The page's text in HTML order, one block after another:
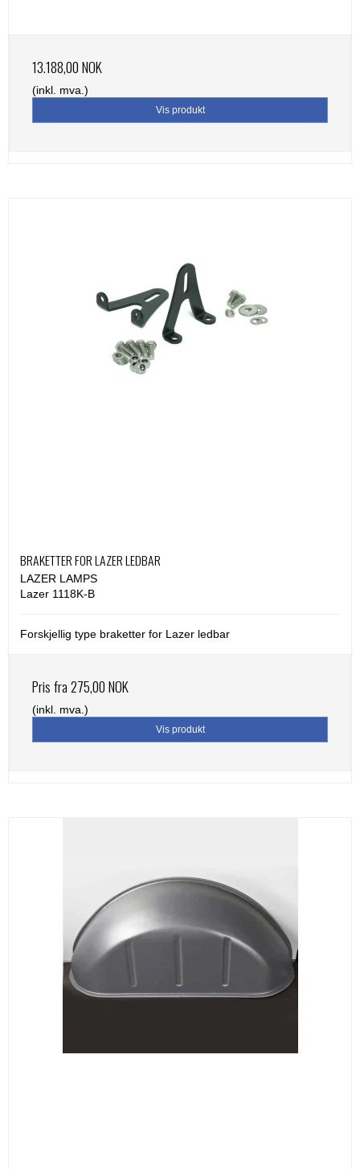
13.188,00 NOK
(inkl. mva.)
Vis produkt
BRAKETTER FOR LAZER LEDBAR
LAZER LAMPS
Lazer 1118K-B
Forskjellig type braketter for Lazer ledbar
Pris fra275,00 NOK
(inkl. mva.)
Vis produkt